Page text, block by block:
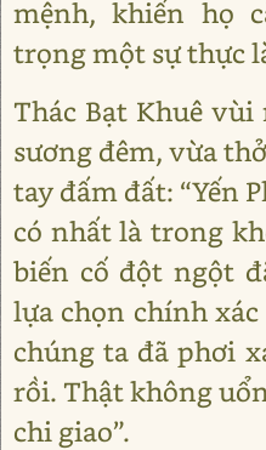
mệnh, khiến họ
trọng một sự thực
Thác Bạt Khuê
sương đêm, vừa
tay đấm đất: “Yến
có nhất là trong
biến cố đột ngột
lựa chọn chính
chúng ta đã phơi
rồi. Thật không
chi giao”.